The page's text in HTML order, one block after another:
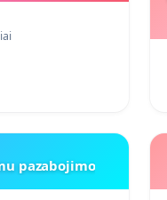
pazabojimo